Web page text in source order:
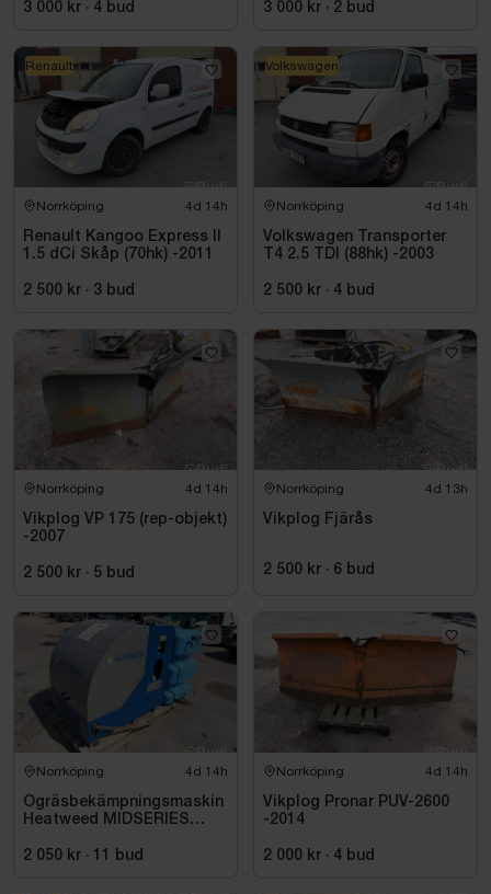
3 000 kr · 4 bud 3 000 kr · 2 bud
Norrköping 4d 14h
Renault Kangoo Express II
1.5 dCi Skåp (70hk) -2011
2 500 kr · 3 bud
Renault
Norrköping 4d 14h
Volkswagen Transporter
T4 2.5 TDI (88hk) -2003
2 500 kr · 4 bud
Volkswagen
Norrköping 4d 14h
Vikplog VP 175 (rep-objekt)
-2007
2 500 kr · 5 bud
Norrköping 4d 13h
Vikplog Fjärås
2 500 kr · 6 bud
Norrköping 4d 14h
Ogräsbekämpningsmaskin
Heatweed MIDSERIES
2 050 kr · 11 bud
Norrköping 4d 14h
Vikplog Pronar PUV-2600
-2014
2 000 kr · 4 bud